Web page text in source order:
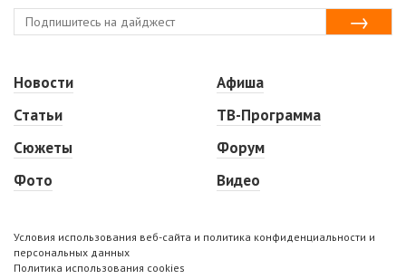
Новости
Статьи
Сюжеты
Фото
Афиша
ТВ-Программа
Форум
Видео
Условия использования веб-сайта и политика конфиденциальности и
персональных данных
Политика использования cookies